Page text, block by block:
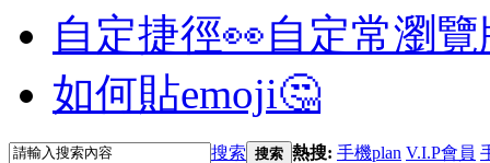
自定捷徑👀自定常瀏
如何貼emoji🤔
搜索 搜索 熱搜: 手機plan V.I.P會員